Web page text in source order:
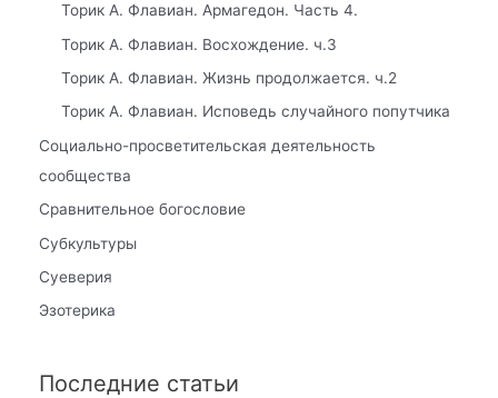
Торик А. Флавиан. Армагедон. Часть 4.
Торик А. Флавиан. Восхождение. ч.3
Торик А. Флавиан. Жизнь продолжается. ч.2
Торик А. Флавиан. Исповедь случайного попутчика
Социально-просветительская деятельность
сообщества
Сравнительное богословие
Субкультуры
Суеверия
Эзотерика
Последние статьи